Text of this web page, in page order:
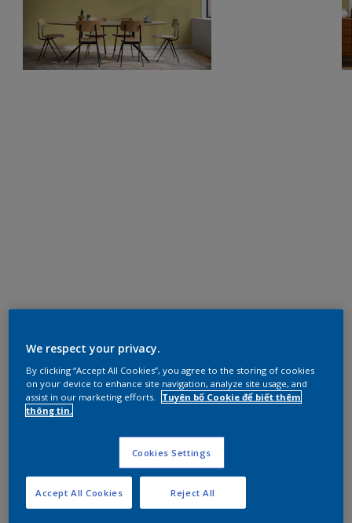
We respect your privacy.
By clicking “Accept All Cookies”, you agree to the storing of cookies
on your device to enhance site navigation, analyze site usage, and
assist in our marketing efforts.
Tuyên bố Cookie để biết thêm
thông tin.
Cookies Settings
Reject All
Accept All Cookies